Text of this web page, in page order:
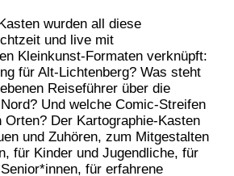
wurden all diese
und live mit
Kleinkunst-Formaten verknüpft:
für Alt-Lichtenberg? Was steht
Reiseführer über die
Und welche Comic-Streifen
Orten? Der Kartographie-Kasten
und Zuhören, zum Mitgestalten
für Kinder und Jugendliche, für
für erfahrene